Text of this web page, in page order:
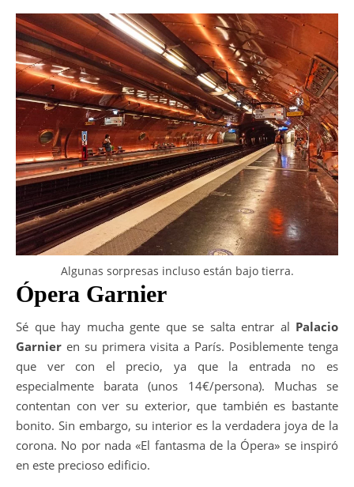
Algunas sorpresas incluso están bajo tierra.
Ópera Garnier
Sé que hay mucha gente que se salta entrar al Palacio
Garnier en su primera visita a París. Posiblemente tenga
que ver con el precio, ya que la entrada no es
especialmente barata (unos 14€/persona). Muchas se
contentan con ver su exterior, que también es bastante
bonito. Sin embargo, su interior es la verdadera joya de la
corona. No por nada «El fantasma de la Ópera» se inspiró
en este precioso edificio.